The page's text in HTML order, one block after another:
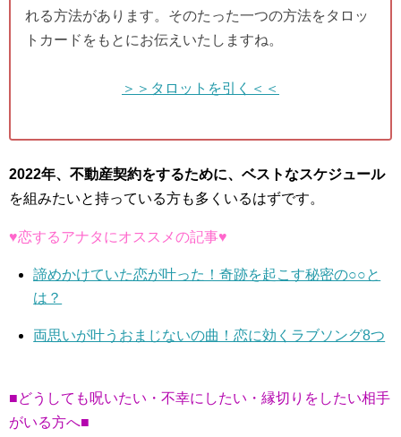
れる方法があります。そのたった一つの方法をタロッ
トカードをもとにお伝えいたしますね。
＞＞タロットを引く＜＜
2022年、不動産契約をするために、ベストなスケジュール
を組みたいと持っている方も多くいるはずです。
♥恋するアナタにオススメの記事♥
諦めかけていた恋が叶った！奇跡を起こす秘密の○○と
は？
両思いが叶うおまじないの曲！恋に効くラブソング8つ
■どうしても呪いたい・不幸にしたい・縁切りをしたい相手
がいる方へ■